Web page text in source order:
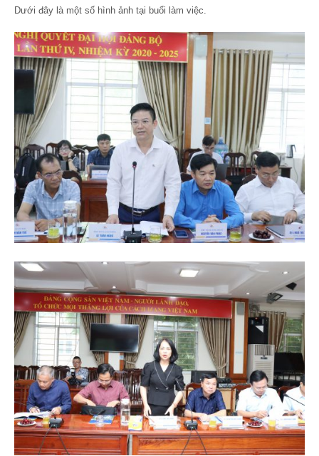
Dưới đây là một số hình ảnh tại buổi làm việc.